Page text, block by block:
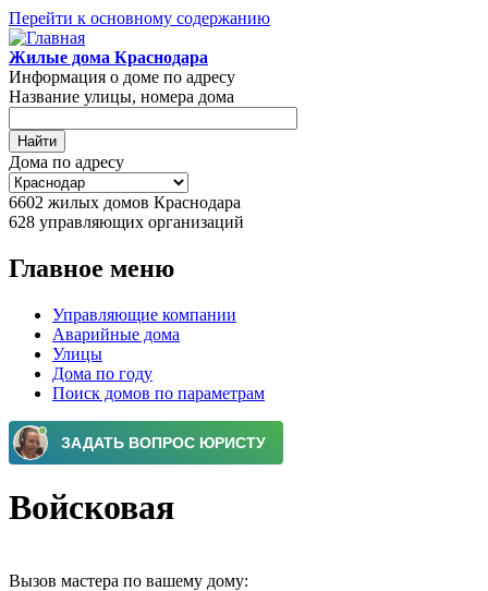
Перейти к основному содержанию
Жилые дома Краснодара
Информация о доме по адресу
Название улицы, номера дома
Дома по адресу
6602 жилых домов Краснодара
628 управляющих организаций
Главное меню
Управляющие компании
Аварийные дома
Улицы
Дома по году
Поиск домов по параметрам
Войсковая
Вызов мастера по вашему дому: